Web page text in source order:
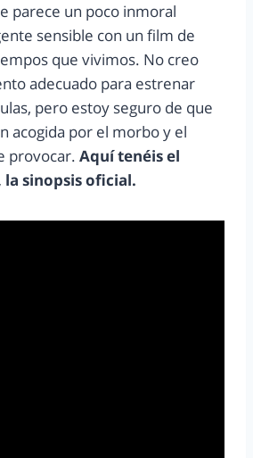
parece un poco inmoral
sensible con un film de
que vivimos. No creo
adecuado para estrenar
pero estoy seguro de que
acogida por el morbo y el
provocar. Aquí tenéis el
sinopsis oficial.